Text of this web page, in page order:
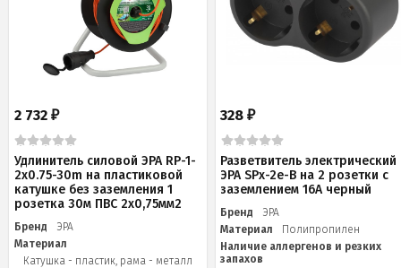
2 732 ₽
Удлинитель силовой ЭРА RP-1-
2x0.75-30m на пластиковой
катушке без заземления 1
розетка 30м ПВС 2х0,75мм2
Бренд
ЭРА
Материал
Катушка - пластик, рама - металл
328₽
Разветвитель электрический
ЭРА SPx-2e-B на 2 розетки с
заземлением 16А черный
Бренд
ЭРА
Материал
Полипропилен
Наличие аллергенов и резких
запахов